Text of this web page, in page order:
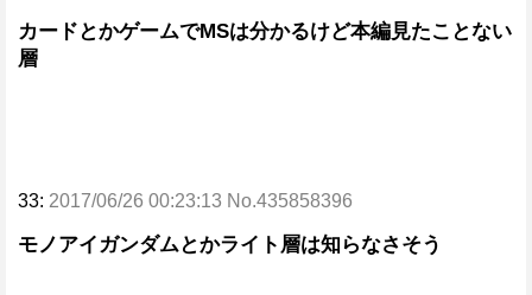
カードとかゲームでMSは分かるけど本編見たことない
層
33: 2017/06/26 00:23:13 No.435858396
モノアイガンダムとかライト層は知らなさそう